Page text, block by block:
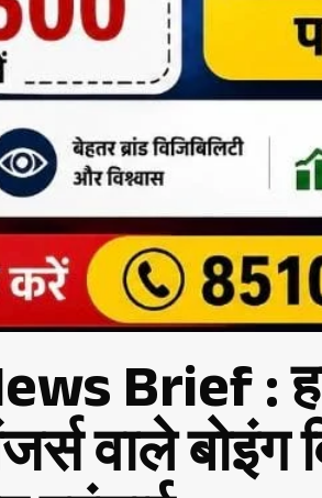
Brief :
वाले